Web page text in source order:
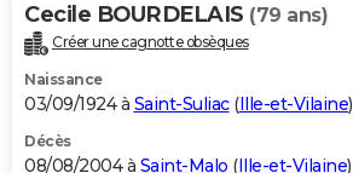
Cecile BOURDELAIS (79 ans)
Créer une cagnotte obsèques
Naissance
03/09/1924 à Saint-Suliac(Ille-et-Vilaine)
Décès
08/08/2004 à Saint-Malo (Ille-et-Vilaine)